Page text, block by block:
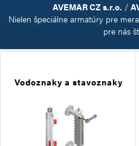
AVEMAR CZ s.r.o. /
Nielen špeciálne armatúry pre
pre nás
Vodoznaky a stavoznaky